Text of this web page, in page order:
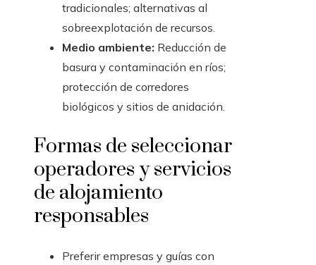
tradicionales; alternativas al
sobreexplotación de recursos.
Medio ambiente: Reducción de
basura y contaminación en ríos;
protección de corredores
biológicos y sitios de anidación.
Formas de seleccionar
operadores y servicios
de alojamiento
responsables
Preferir empresas y guías con